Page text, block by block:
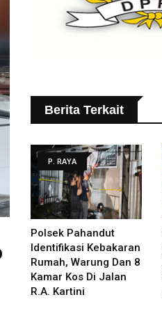
Berita Terkait
P. RAYA
Polsek Pahandut
Identifikasi Kebakaran
Rumah, Warung Dan 8
Kamar Kos Di Jalan
R.A. Kartini